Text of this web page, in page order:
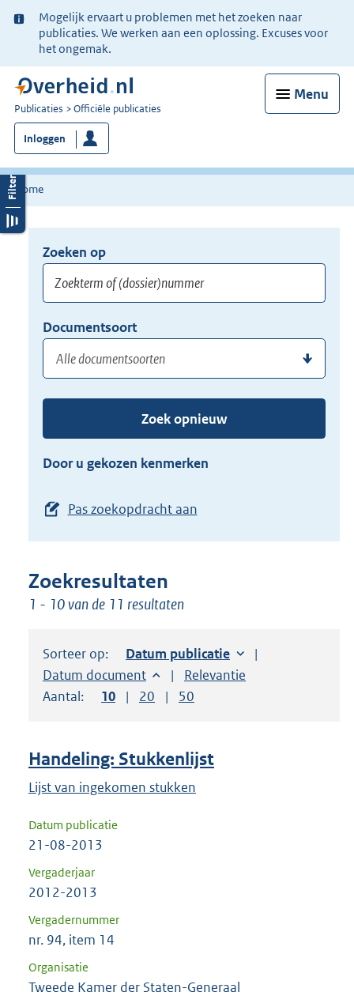
Ter
informatie:
Mogelijk ervaart u problemen met het zoeken naar
publicaties. We werken aan een oplossing. Excuses voor
het ongemak.
Menu
U
bent
nu
hier:
Publicaties Officiële publicaties
Inloggen
Home
Opnieuw
zoeken:
Zoeken op
of
(dossier)nummer
hier
uw
zoekterm
of
(dossier)nummer
in
Documentsoort
of
de
beneden
toets
om
te
krijgen
de
suggesties.
Druk
om
keuze
te
bevestigen.
Zoek opnieuw
Door u gekozen kenmerken
Pas zoekopdracht aan
Zoekresultaten
1 - 10 van de 11 resultaten
Sorteer op: Sorteer op:
Datum publicatie
Sorteer op:
Datum document Sorteer op:
Relevantie
Aantal:
Toon
10 resultaten per pagina
Toon
20 resultaten per pagina
Toon
50
Handeling: Stukkenlijst
Lijst van ingekomen stukken
Datum publicatie
21-08-2013
Vergaderjaar
2012-2013
Vergadernummer
nr. 94, item 14
Organisatie
Tweede Kamer der Staten-Generaal